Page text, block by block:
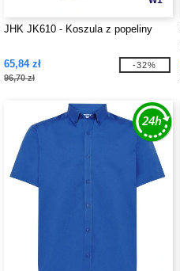
JHK JK610 - Koszula z popeliny
65,84 zł
96,70 zł
-32%